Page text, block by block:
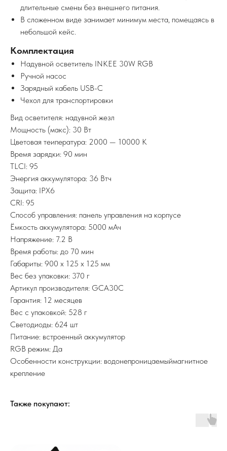
длительные смены без внешнего питания.
В сложенном виде занимает минимум места, помещаясь в
небольшой кейс.
Комплектация
Надувной осветитель INKEE 30W RGB
Ручной насос
Зарядный кабель USB-C
Чехол для транспортировки
Вид осветителя: надувной жезл
Мощность (макс): 30 Вт
Цветовая теипература: 2000 — 10000 K
Время зарядки: 90 мин
TLCI: 95
Энергия аккумулятора: 36 Втч
Защита: IPX6
CRI: 95
Способ управления: панель управления на корпусе
Ёмкость аккумулятора: 5000 мАч
Напряжение: 7.2 В
Время работы: до 70 мин
Габариты: 900 x 125 x 125 мм
Вес без упаковки: 370 г
Артикул производителя: GCA30C
Гарантия: 12 месяцев
Вес с упаковкой: 528 г
Светодиоды: 624 шт
Питание: встроенный аккумулятор
RGB режим: Да
Особенности конструкции: водонепроницаемыймагнитное
крепление
Также покупают: